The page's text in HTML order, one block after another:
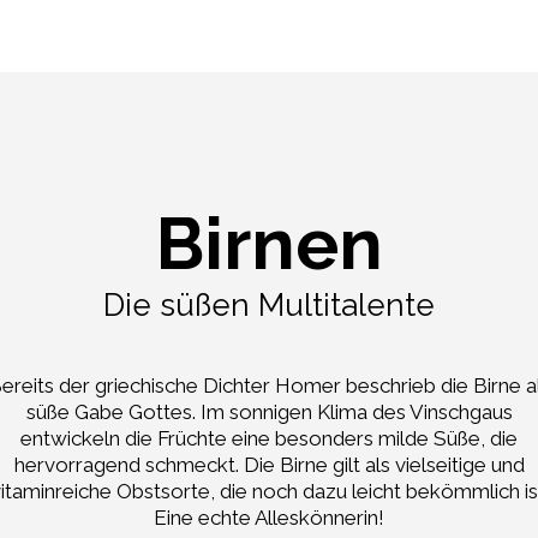
Birnen
Die süßen Multitalente
der griechische Dichter Homer beschrieb die Birne
süße Gabe Gottes. Im sonnigen Klima des Vinschgaus
entwickeln die Früchte eine besonders milde Süße, die
hervorragend schmeckt. Die Birne gilt als vielseitige und
Obstsorte, die noch dazu leicht bekömmlich
Eine echte Alleskönnerin!